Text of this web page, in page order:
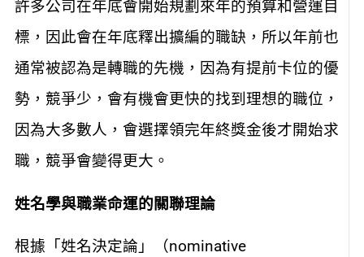
許多公司在年底會開始規劃來年的預算和營運目
標，因此會在年底釋出擴編的職缺，所以年前也
通常被認為是轉職的先機，因為有提前卡位的優
勢，競爭少，會有機會更快的找到理想的職位，
因為大多數人，會選擇領完年終獎金後才開始求
職，競爭會變得更大。
姓名學與職業命運的關聯理論
根據「姓名決定論」（nominative